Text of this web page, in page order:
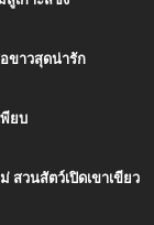
ขาวสุดน่ารัก
ยบ
สวนสัตว์เปิดเขาเขียว